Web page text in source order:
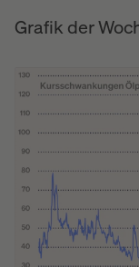
Grafik der